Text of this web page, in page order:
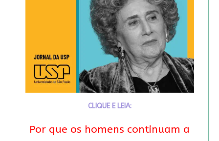
CLIQUE E LEIA:
Por que os homens continuam a